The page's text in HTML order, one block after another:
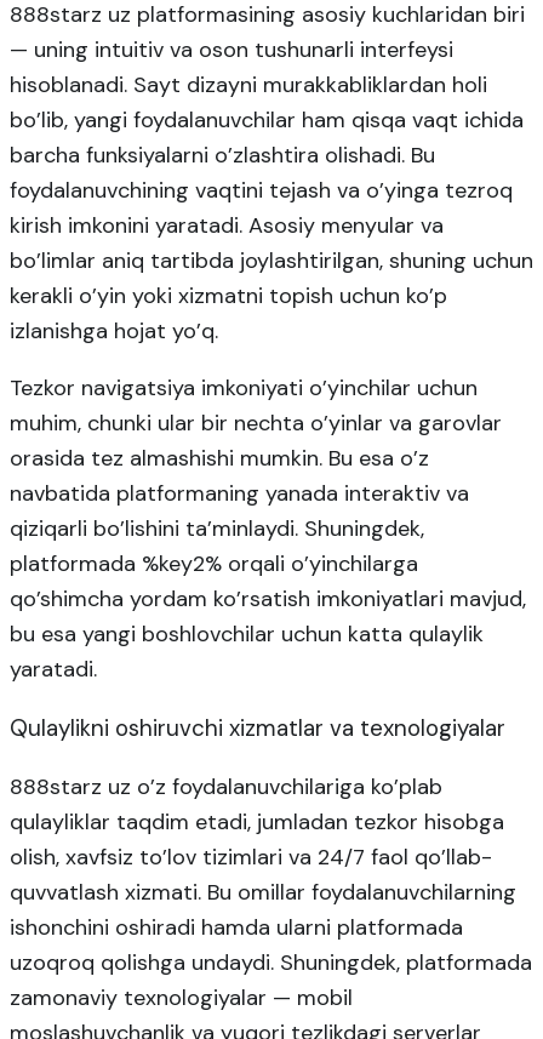
888starz uz platformasining asosiy kuchlaridan biri
— uning intuitiv va oson tushunarli interfeysi
hisoblanadi. Sayt dizayni murakkabliklardan holi
bo’lib, yangi foydalanuvchilar ham qisqa vaqt ichida
barcha funksiyalarni o’zlashtira olishadi. Bu
foydalanuvchining vaqtini tejash va o’yinga tezroq
kirish imkonini yaratadi. Asosiy menyular va
bo’limlar aniq tartibda joylashtirilgan, shuning uchun
kerakli o’yin yoki xizmatni topish uchun ko’p
izlanishga hojat yo’q.
Tezkor navigatsiya imkoniyati o’yinchilar uchun
muhim, chunki ular bir nechta o’yinlar va garovlar
orasida tez almashishi mumkin. Bu esa o’z
navbatida platformaning yanada interaktiv va
qiziqarli bo’lishini ta’minlaydi. Shuningdek,
platformada %key2% orqali o’yinchilarga
qo’shimcha yordam ko’rsatish imkoniyatlari mavjud,
bu esa yangi boshlovchilar uchun katta qulaylik
yaratadi.
Qulaylikni oshiruvchi xizmatlar va texnologiyalar
888starz uz o’z foydalanuvchilariga ko’plab
qulayliklar taqdim etadi, jumladan tezkor hisobga
olish, xavfsiz to’lov tizimlari va 24/7 faol qo’llab-
quvvatlash xizmati. Bu omillar foydalanuvchilarning
ishonchini oshiradi hamda ularni platformada
uzoqroq qolishga undaydi. Shuningdek, platformada
zamonaviy texnologiyalar — mobil
moslashuvchanlik va yuqori tezlikdagi serverlar